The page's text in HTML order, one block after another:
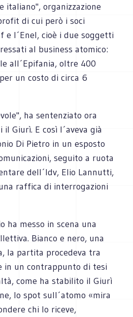
italiano", organizzazione
di cui però i soci
e l´Enel, cioè i due soggetti
al business atomico:
all´Epifania, oltre 400
un costo di circa 6
ha sentenziato ora
Giurì. E così l´aveva già
Di Pietro in un esposto
seguito a ruota
dell´Idv, Elio Lannutti,
raffica di interrogazioni
ha messo in scena una
Bianco e nero, una
la partita procedeva tra
in un contrappunto di tesi
come ha stabilito il Giurì
lo spot sull´atomo «mira
chi lo riceve,